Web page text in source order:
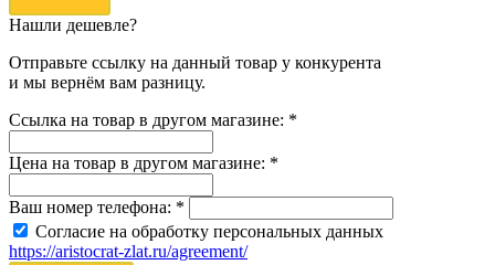
Нашли дешевле?
Отправьте ссылку на данный товар у конкурента
и мы вернём вам разницу.
Ссылка на товар в другом магазине: *
Цена на товар в другом магазине: *
Ваш номер телефона: *
Согласие на обработку персональных данных
https://aristocrat-zlat.ru/agreement/